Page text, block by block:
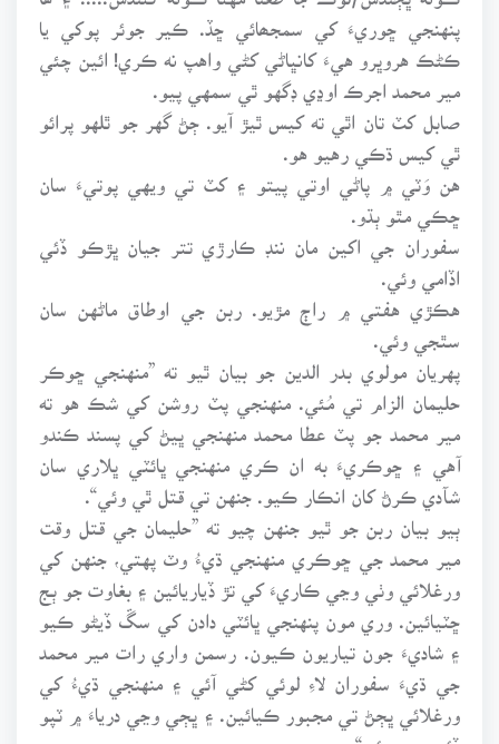
پنهنجي ڇوريءَ کي سمجھائي ڇڏ. ڪير جوئر پوکي يا
ڪڻڪ هروڀرو هيءَ کانڀاڻي کڻي واهپ نه ڪري! ائين چئي
مير محمد اجرڪ اوڍي ڊگهو ٿي سمهي پيو.
صابل کٽ تان اٿي ته کيس ٿيڙ آيو. ڄڻ گهر جو ٿلهو پرائو
ٿي کيس ڌڪي رهيو هو.
هن وَٽي ۾ پاڻي اوتي پيتو ۽ کٽ تي ويهي پوتيءَ سان
ڇڪي مٿو ٻڌو.
سفوران جي اکين مان ننڊ ڪارڙي تتر جيان ڀڙڪو ڏئي
اڏامي وئي.
هڪڙي هفتي ۾ راڄ مڙيو. ربن جي اوطاق ماڻهن سان
پهريان مولوي بدر الدين جو بيان ٿيو ته ”منهنجي ڇوڪر
حليمان الزام تي مُئي. منهنجي پٽ روشن کي شڪ هو ته
مير محمد جو پٽ عطا محمد منهنجي ڀيڻ کي پسند ڪندو
آهي ۽ ڇوڪريءَ به ان ڪري منهنجي ڀائٽي ڀلاري سان
شآدي ڪرڻ کان انڪار ڪيو. جنهن تي قتل ٿي وئي“.
ٻيو بيان ربن جو ٿيو جنهن چيو ته ”حليمان جي قتل وقت
مير محمد جي ڇوڪري منهنجي ڌيءُ وٽ پهتي، جنهن کي
ورغلائي وٺي وڃي ڪاريءَ کي تڙ ڏياريائين ۽ بغاوت جو ٻج
ڇٽيائين. وري مون پنهنجي ڀائٽي دادن کي سڱ ڏيڻو ڪيو
۽ شاديءَ جون تياريون ڪيون. رسمن واري رات مير محمد
جي ڌيءَ سفوران لاءِ لوئي کڻي آئي ۽ منهنجي ڌيءُ کي
ورغلائي ڀڄڻ تي مجبور ڪيائين. ۽ ڀڄي وڃي درياءَ ۾ ٽپو
ڏئي مري وئي“.